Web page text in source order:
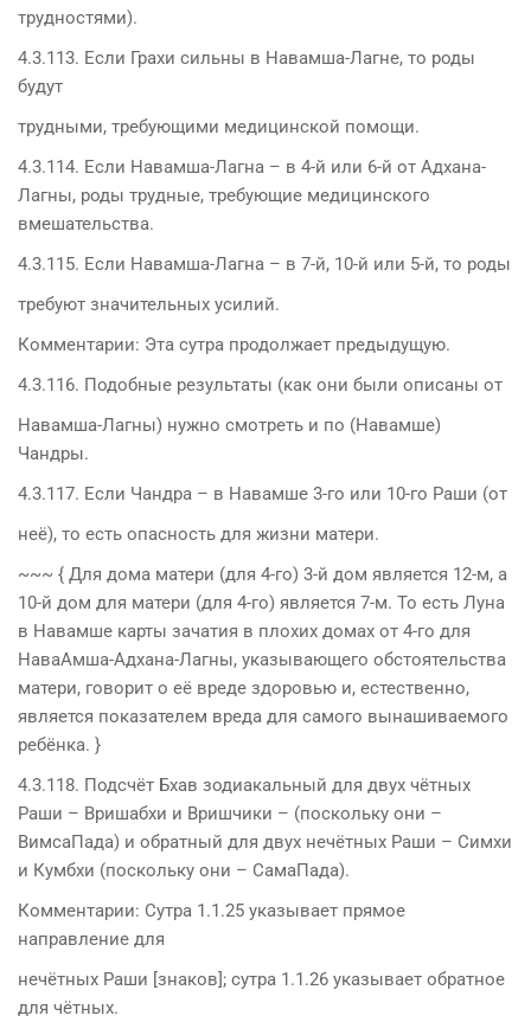
трудностями).
4.3.113. Если Грахи сильны в Навамша-Лагне, то роды
будут
трудными, требующими медицинской помощи.
4.3.114. Если Навамша-Лагна – в 4-й или 6-й от Адхана-
Лагны, роды трудные, требующие медицинского
вмешательства.
4.3.115. Если Навамша-Лагна – в 7-й, 10-й или 5-й, то роды
требуют значительных усилий.
Комментарии: Эта сутра продолжает предыдущую.
4.3.116. Подобные результаты (как они были описаны от
Навамша-Лагны) нужно смотреть и по (Навамше)
Чандры.
4.3.117. Если Чандра – в Навамше 3-го или 10-го Раши (от
неё), то есть опасность для жизни матери.
~~~ { Для дома матери (для 4-го) 3-й дом является 12-м, а
10-й дом для матери (для 4-го) является 7-м. То есть Луна
в Навамше карты зачатия в плохих домах от 4-го для
НаваАмша-Адхана-Лагны, указывающего обстоятельства
матери, говорит о её вреде здоровью и, естественно,
является показателем вреда для самого вынашиваемого
ребёнка. }
4.3.118. Подсчёт Бхав зодиакальный для двух чётных
Раши – Вришабхи и Вришчики – (поскольку они –
ВимсаПада) и обратный для двух нечётных Раши – Симхи
и Кумбхи (поскольку они – СамаПада).
Комментарии: Сутра 1.1.25 указывает прямое
направление для
нечётных Раши [знаков]; cутра 1.1.26 указывает обратное
для чётных.